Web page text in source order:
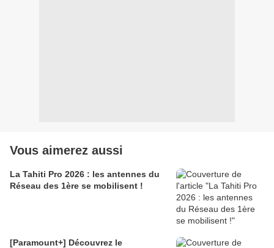
Vous aimerez aussi
La Tahiti Pro 2026 : les antennes du
Réseau des 1ère se mobilisent !
[Paramount+] Découvrez le